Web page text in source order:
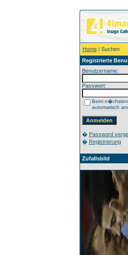
Home/ Suchen
Registrierte
Benutzername:
Passwort:
Beim
automatisch
� Password
� Registrierung
Zufallsbild